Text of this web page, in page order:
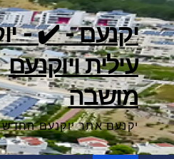
Skip
to
content
יקנעם - ✔️ -
עילית ויוקנעם
מושבה
יקנעם אתר יוקנעם החדש